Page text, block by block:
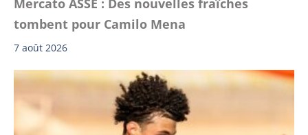
tombent pour Camilo Mena
7 août 2026